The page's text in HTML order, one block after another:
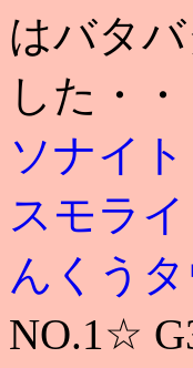
はバタ
した・
ソナイ
スモラ
んくう
NO.1☆